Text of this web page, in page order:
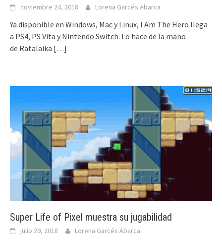
noviembre 24, 2018 Lorena Garcés Abarca
Ya disponible en Windows, Mac y Linux, I Am The Hero llega
a PS4, PS Vita y Nintendo Switch. Lo hace de la mano
de Ratalaika […]
Super Life of Pixel muestra su jugabilidad
julio 29, 2018 Lorena Garcés Abarca